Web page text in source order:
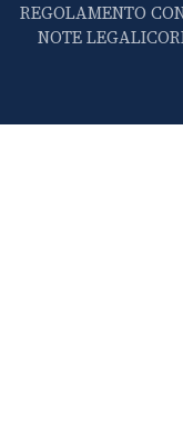
REGOLAMENTO
NOTE LEGALI